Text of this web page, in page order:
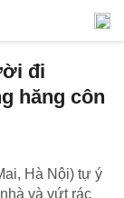
đi
hăng côn
Hà Nội) tự ý
và vứt rác